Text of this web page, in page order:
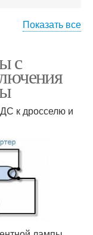
Показать все
с
к дросселю и